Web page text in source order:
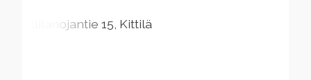
Ollilanojantie 15 Kittilä